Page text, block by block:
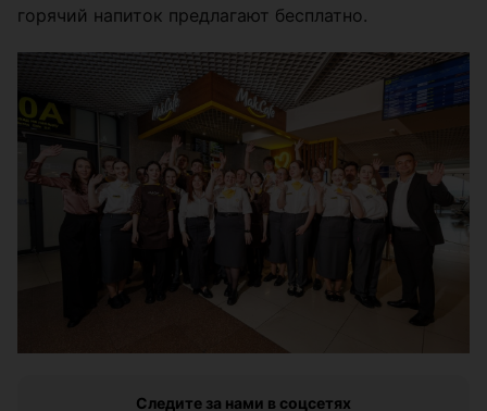
горячий напиток предлагают бесплатно.
Следите за нами в соцсетях